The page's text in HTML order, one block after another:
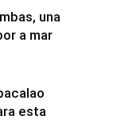
una
a mar
esta